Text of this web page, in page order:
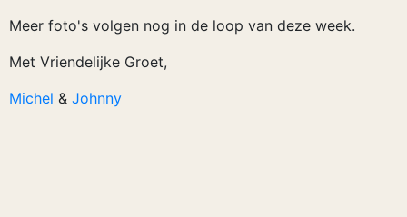
Meer foto's volgen nog in de loop van deze week.
Met Vriendelijke Groet,
Michel & Johnny